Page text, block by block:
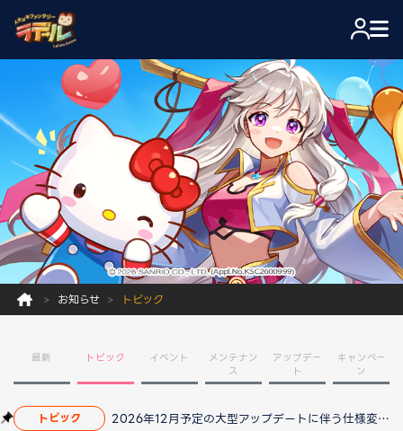
お知らせ トピック
最新 トピック イベント
メンテナン
ス
アップデー
ト
キャンペー
ン
トピック 2026年12月予定の大型アップデートに伴う仕様変更のお知らせ